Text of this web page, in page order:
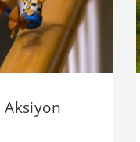
Aksiyon